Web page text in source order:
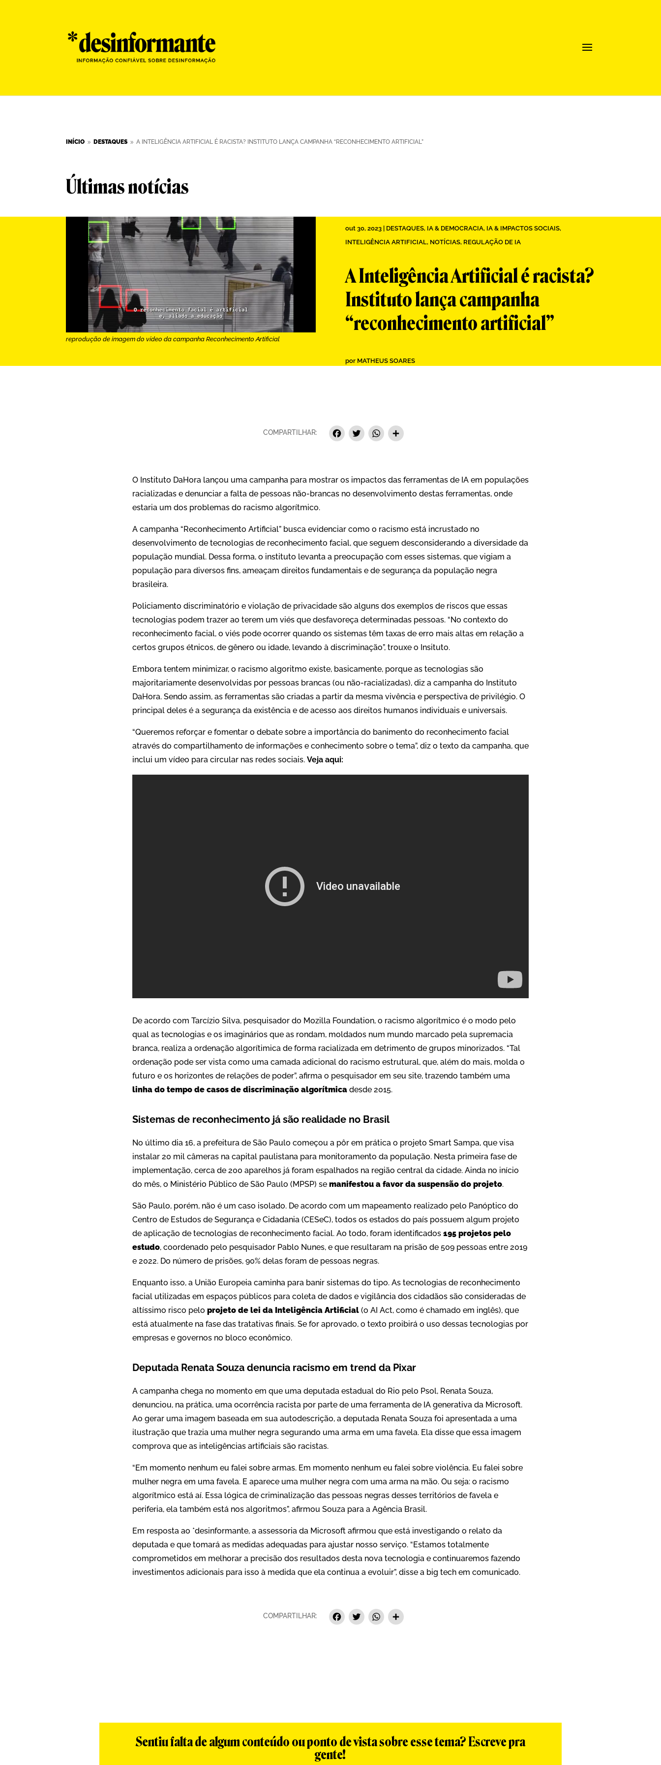
INÍCIO 9 DESTAQUES 9 A INTELIGÊNCIA ARTIFICIAL É RACISTA? INSTITUTO LANÇA CAMPANHA “RECONHECIMENTO ARTIFICIAL”
Últimas notícias
reprodução de imagem do vídeo da campanha Reconhecimento Artificial
out 30, 2023| DESTAQUES, IA & DEMOCRACIA, IA & IMPACTOS SOCIAIS,
INTELIGÊNCIA ARTIFICIAL, NOTÍCIAS, REGULAÇÃO DE IA
A Inteligência Artificial é racista?
Instituto lança campanha
“reconhecimento artificial”
por MATHEUS SOARES
COMPARTILHAR: Facebook
Twitter
WhatsApp
O Instituto DaHora lançou uma campanha para mostrar os impactos das ferramentas de IA em populações
racializadas e denunciar a falta de pessoas não-brancas no desenvolvimento destas ferramentas, onde
estaria um dos problemas do racismo algorítmico.
A campanha “Reconhecimento Artificial” busca evidenciar como o racismo está incrustado no
desenvolvimento de tecnologias de reconhecimento facial, que seguem desconsiderando a diversidade da
população mundial. Dessa forma, o instituto levanta a preocupação com esses sistemas, que vigiam a
população para diversos fins, ameaçam direitos fundamentais e de segurança da população negra
brasileira.
Policiamento discriminatório e violação de privacidade são alguns dos exemplos de riscos que essas
tecnologias podem trazer ao terem um viés que desfavoreça determinadas pessoas. “No contexto do
reconhecimento facial, o viés pode ocorrer quando os sistemas têm taxas de erro mais altas em relação a
certos grupos étnicos, de gênero ou idade, levando à discriminação”, trouxe o Insituto.
Embora tentem minimizar, o racismo algoritmo existe, basicamente, porque as tecnologias são
majoritariamente desenvolvidas por pessoas brancas (ou não-racializadas), diz a campanha do Instituto
DaHora. Sendo assim, as ferramentas são criadas a partir da mesma vivência e perspectiva de privilégio. O
principal deles é a segurança da existência e de acesso aos direitos humanos individuais e universais.
“Queremos reforçar e fomentar o debate sobre a importância do banimento do reconhecimento facial
através do compartilhamento de informações e conhecimento sobre o tema”, diz o texto da campanha, que
inclui um vídeo para circular nas redes sociais. Veja aqui:
De acordo com Tarcízio Silva, pesquisador do Mozilla Foundation, o racismo algorítmico é o modo pelo
qual as tecnologias e os imaginários que as rondam, moldados num mundo marcado pela supremacia
branca, realiza a ordenação algorítimica de forma racializada em detrimento de grupos minorizados. “Tal
ordenação pode ser vista como uma camada adicional do racismo estrutural, que, além do mais, molda o
futuro e os horizontes de relações de poder”, afirma o pesquisador em seu site, trazendo também uma
linha do tempo de casos de discriminação algorítmicadesde 2015.
Sistemas de reconhecimento já são realidade no Brasil
No último dia 16, a prefeitura de São Paulo começou a pôr em prática o projeto Smart Sampa, que visa
instalar 20 mil câmeras na capital paulistana para monitoramento da população. Nesta primeira fase de
implementação, cerca de 200 aparelhos já foram espalhados na região central da cidade. Ainda no início
do mês, o Ministério Público de São Paulo (MPSP) se manifestou a favor da suspensão do projeto.
São Paulo, porém, não é um caso isolado. De acordo com um mapeamento realizado pelo Panóptico do
Centro de Estudos de Segurança e Cidadania (CESeC), todos os estados do país possuem algum projeto
de aplicação de tecnologias de reconhecimento facial. Ao todo, foram identificados 195 projetos pelo
estudo, coordenado pelo pesquisador Pablo Nunes, e que resultaram na prisão de 509 pessoas entre 2019
e 2022. Do número de prisões, 90% delas foram de pessoas negras.
Enquanto isso, a União Europeia caminha para banir sistemas do tipo. As tecnologias de reconhecimento
facial utilizadas em espaços públicos para coleta de dados e vigilância dos cidadãos são consideradas de
altíssimo risco pelo projeto de lei da Inteligência Artificial(o AI Act, como é chamado em inglês), que
está atualmente na fase das tratativas finais. Se for aprovado, o texto proibirá o uso dessas tecnologias por
empresas e governos no bloco econômico.
Deputada Renata Souza denuncia racismo em trend da Pixar
A campanha chega no momento em que uma deputada estadual do Rio pelo Psol, Renata Souza,
denunciou, na prática, uma ocorrência racista por parte de uma ferramenta de IA generativa da Microsoft.
Ao gerar uma imagem baseada em sua autodescrição, a deputada Renata Souza foi apresentada a uma
ilustração que trazia uma mulher negra segurando uma arma em uma favela. Ela disse que essa imagem
comprova que as inteligências artificiais são racistas.
“Em momento nenhum eu falei sobre armas. Em momento nenhum eu falei sobre violência. Eu falei sobre
mulher negra em uma favela. E aparece uma mulher negra com uma arma na mão. Ou seja: o racismo
algorítmico está aí. Essa lógica de criminalização das pessoas negras desses territórios de favela e
periferia, ela também está nos algoritmos”, afirmou Souza para a Agência Brasil.
Em resposta ao *desinformante, a assessoria da Microsoft afirmou que está investigando o relato da
deputada e que tomará as medidas adequadas para ajustar nosso serviço. “Estamos totalmente
comprometidos em melhorar a precisão dos resultados desta nova tecnologia e continuaremos fazendo
investimentos adicionais para isso à medida que ela continua a evoluir”, disse a big tech em comunicado.
COMPARTILHAR: Facebook
Twitter
WhatsApp
Sentiu falta de algum conteúdo ou ponto de vista sobre esse tema? Escreve pra
gente!